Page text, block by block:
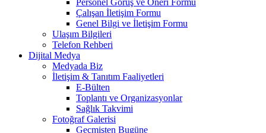
Çalışan İletişim Formu
Genel Bilgi ve İletişim Formu
Ulaşım Bilgileri
Telefon Rehberi
Dijital Medya
Medyada Biz
İletişim & Tanıtım Faaliyetleri
E-Bülten
Toplantı ve Organizasyonlar
Sağlık Takvimi
Fotoğraf Galerisi
Geçmişten Bugüne